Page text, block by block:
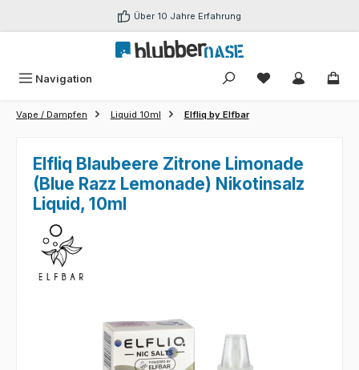
Zum Hauptinhalt springen Über 10 Jahre Erfahrung
Navigation Du hast 0
Vape / Dampfen Liquid 10ml Elfliq by Elfbar
Elfliq Blaubeere Zitrone Limonade
(Blue Razz Lemonade) Nikotinsalz
Liquid, 10ml
Bildergalerie überspringen